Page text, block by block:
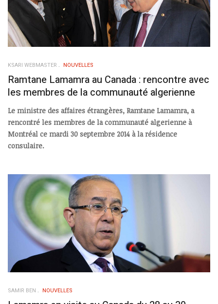
KSARI WEBMASTER NOUVELLES
Ramtane Lamamra au Canada : rencontre avec
les membres de la communauté algerienne
Le ministre des affaires étrangères, Ramtane Lamamra, a
rencontré les membres de la communauté algerienne à
Montréal ce mardi 30 septembre 2014 à la résidence
consulaire.
SAMIR BEN NOUVELLES